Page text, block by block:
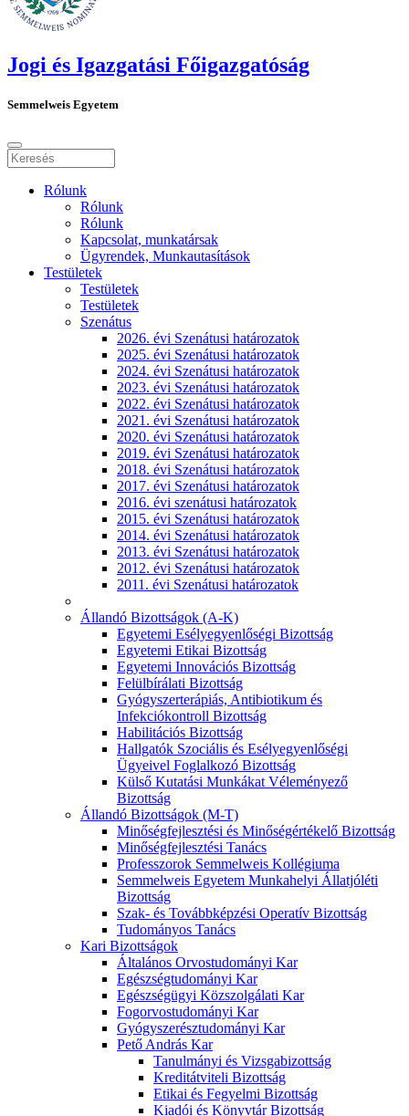
Jogi és Igazgatási Főigazgatóság
Semmelweis Egyetem
Rólunk
Rólunk
Rólunk
Kapcsolat, munkatársak
Ügyrendek, Munkautasítások
Testületek
Testületek
Testületek
Szenátus
2026. évi Szenátusi határozatok
2025. évi Szenátusi határozatok
2024. évi Szenátusi határozatok
2023. évi Szenátusi határozatok
2022. évi Szenátusi határozatok
2021. évi Szenátusi határozatok
2020. évi Szenátusi határozatok
2019. évi Szenátusi határozatok
2018. évi Szenátusi határozatok
2017. évi Szenátusi határozatok
2016. évi szenátusi határozatok
2015. évi Szenátusi határozatok
2014. évi Szenátusi határozatok
2013. évi Szenátusi határozatok
2012. évi Szenátusi határozatok
2011. évi Szenátusi határozatok
Állandó Bizottságok (A-K)
Egyetemi Esélyegyenlőségi Bizottság
Egyetemi Etikai Bizottság
Egyetemi Innovációs Bizottság
Felülbírálati Bizottság
Gyógyszerterápiás, Antibiotikum és
Infekciókontroll Bizottság
Habilitációs Bizottság
Hallgatók Szociális és Esélyegyenlőségi
Ügyeivel Foglalkozó Bizottság
Külső Kutatási Munkákat Véleményező
Bizottság
Állandó Bizottságok (M-T)
Minőségfejlesztési és Minőségértékelő Bizottság
Minőségfejlesztési Tanács
Professzorok Semmelweis Kollégiuma
Semmelweis Egyetem Munkahelyi Állatjóléti
Bizottság
Szak- és Továbbképzési Operatív Bizottság
Tudományos Tanács
Kari Bizottságok
Általános Orvostudományi Kar
Egészségtudományi Kar
Egészségügyi Közszolgálati Kar
Fogorvostudományi Kar
Gyógyszerésztudományi Kar
Pető András Kar
Tanulmányi és Vizsgabizottság
Kreditátviteli Bizottság
Etikai és Fegyelmi Bizottság
Kiadói és Könyvtár Bizottság